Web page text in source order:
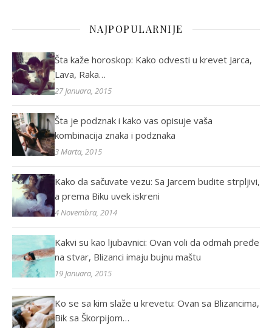
NAJPOPULARNIJE
Šta kaže horoskop: Kako odvesti u krevet Jarca,
Lava, Raka…
27 Januara, 2015
Šta je podznak i kako vas opisuje vaša
kombinacija znaka i podznaka
3 Marta, 2015
Kako da sačuvate vezu: Sa Jarcem budite strpljivi,
a prema Biku uvek iskreni
4 Novembra, 2014
Kakvi su kao ljubavnici: Ovan voli da odmah pređe
na stvar, Blizanci imaju bujnu maštu
19 Januara, 2015
Ko se sa kim slaže u krevetu: Ovan sa Blizancima,
Bik sa Škorpijom…